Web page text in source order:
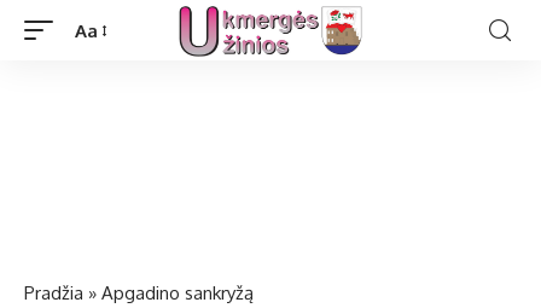
Aa
Pradžia » Apgadino sankryžą